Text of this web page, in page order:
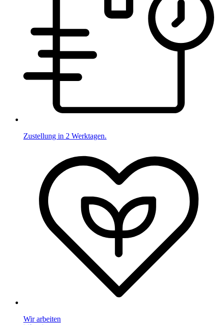
Zustellung in 2 Werktagen.
Wir arbeiten